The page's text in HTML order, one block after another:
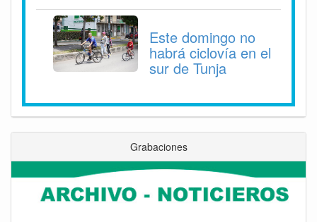
Este domingo no
habrá ciclovía en el
sur de Tunja
Grabaciones